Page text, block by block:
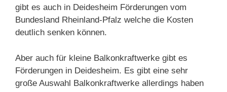
gibt es auch in Deidesheim Förderungen vom
Bundesland Rheinland-Pfalz welche die Kosten
deutlich senken können.
Aber auch für kleine Balkonkraftwerke gibt es
Förderungen in Deidesheim. Es gibt eine sehr
große Auswahl Balkonkraftwerke allerdings haben